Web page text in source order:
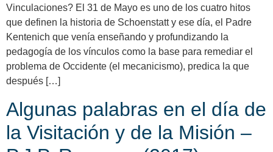
Vinculaciones? El 31 de Mayo es uno de los cuatro hitos
que definen la historia de Schoenstatt y ese día, el Padre
Kentenich que venía enseñando y profundizando la
pedagogía de los vínculos como la base para remediar el
problema de Occidente (el mecanicismo), predica la que
después […]
Algunas palabras en el día de
la Visitación y de la Misión –